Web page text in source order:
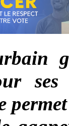
ses